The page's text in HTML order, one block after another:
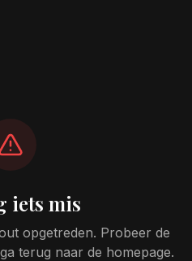
iets mis
opgetreden. Probeer de
terug naar de homepage.